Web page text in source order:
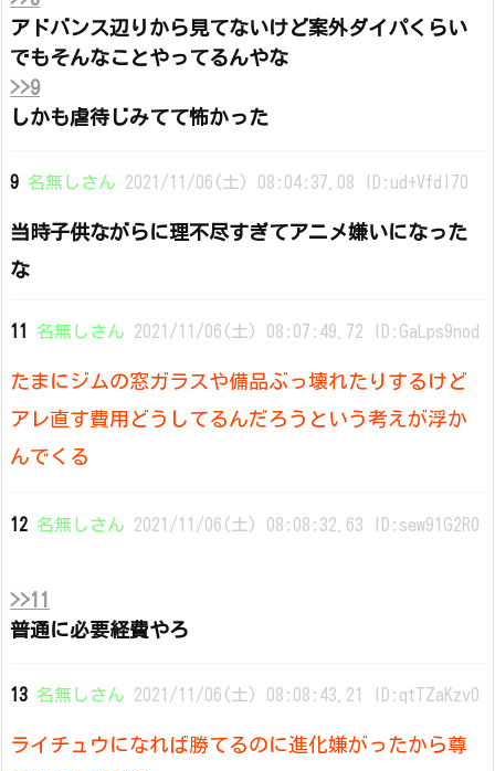
アドバンス辺りから見てないけど案外ダイパくらい
でもそんなことやってるんやな
>>9
しかも虐待じみてて怖かった
9 名無しさん 2021/11/06(土) 08:04:37.08 ID:ud+Vfdl70
当時子供ながらに理不尽すぎてアニメ嫌いになった
な
11 名無しさん 2021/11/06(土) 08:07:49.72 ID:GaLps9nod
たまにジムの窓ガラスや備品ぶっ壊れたりするけど
アレ直す費用どうしてるんだろうという考えが浮か
んでくる
12 名無しさん 2021/11/06(土) 08:08:32.63 ID:sew91G2R0
>>11
普通に必要経費やろ
13 名無しさん 2021/11/06(土) 08:08:43.21 ID:qtTZaKzv0
ライチュウになれば勝てるのに進化嫌がったから尊